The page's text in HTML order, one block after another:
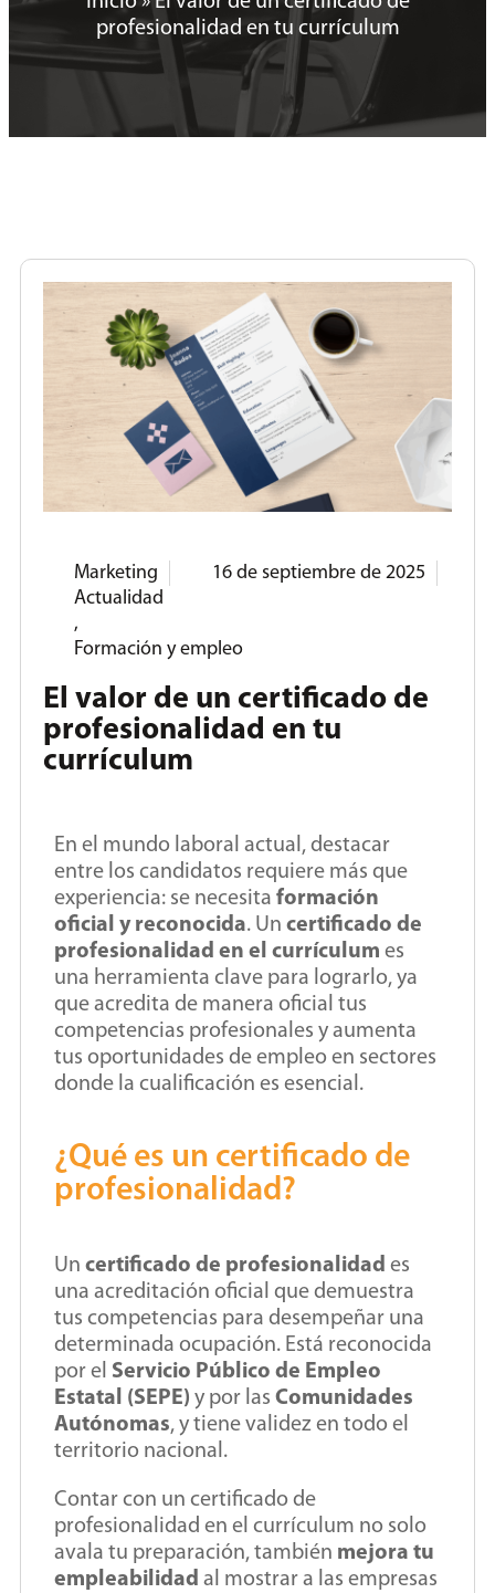
profesionalidad en tu currículum
Marketing
16 de septiembre de 2025
Actualidad
,
Formación y empleo
El valor de un certificado de
profesionalidad en tu
currículum
En el mundo laboral actual, destacar
entre los candidatos requiere más que
experiencia: se necesita formación
oficial y reconocida. Un certificado de
profesionalidad en el currículum es
una herramienta clave para lograrlo, ya
que acredita de manera oficial tus
competencias profesionales y aumenta
tus oportunidades de empleo en sectores
donde la cualificación es esencial.
¿Qué es un certificado de
profesionalidad?
Un certificado de profesionalidad es
una acreditación oficial que demuestra
tus competencias para desempeñar una
determinada ocupación. Está reconocida
por el Servicio Público de Empleo
Estatal (SEPE) y por las Comunidades
Autónomas, y tiene validez en todo el
territorio nacional.
Contar con un certificado de
profesionalidad en el currículum no solo
avala tu preparación, también mejora tu
empleabilidad al mostrar a las empresas